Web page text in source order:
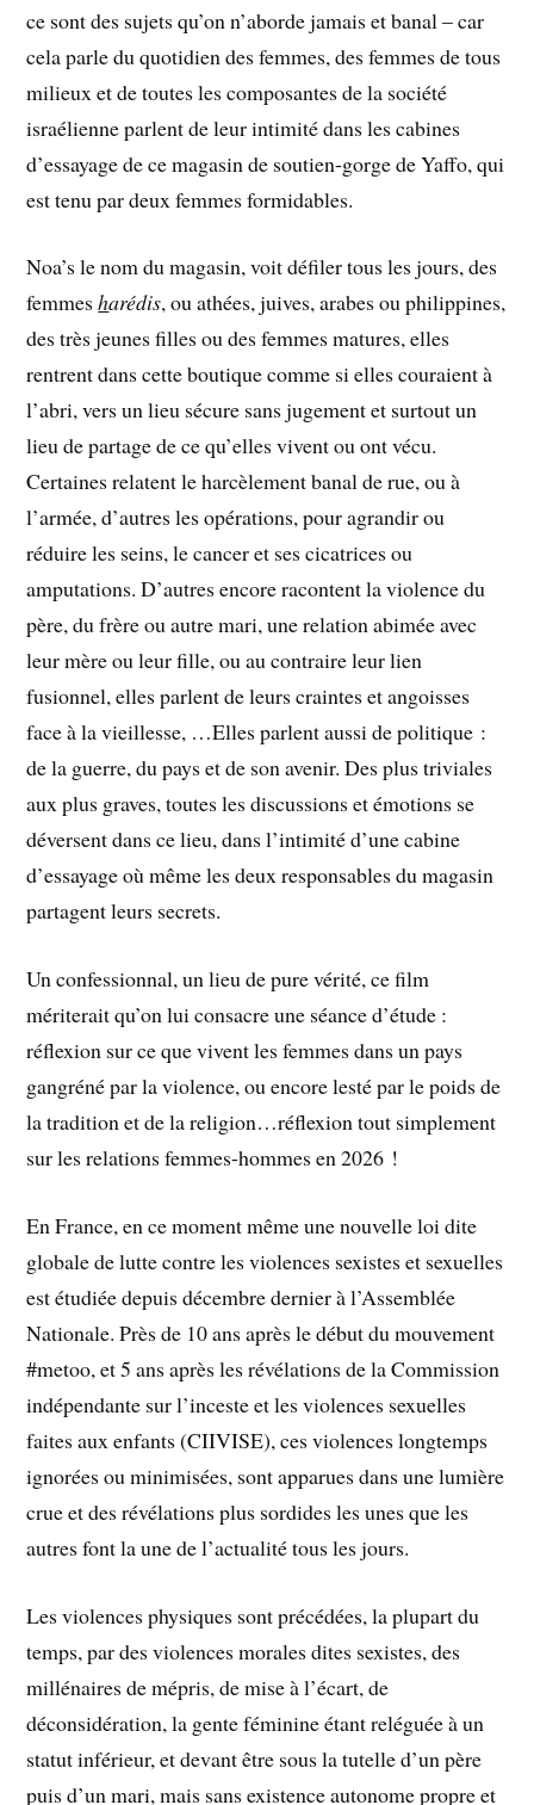
ce sont des sujets qu’on n’aborde jamais et banal – car
cela parle du quotidien des femmes, des femmes de tous
milieux et de toutes les composantes de la société
israélienne parlent de leur intimité dans les cabines
d’essayage de ce magasin de soutien-gorge de Yaffo, qui
est tenu par deux femmes formidables.
Noa’s le nom du magasin, voit défiler tous les jours, des
femmesharédis, ou athées, juives, arabes ou philippines,
des très jeunes filles ou des femmes matures, elles
rentrent dans cette boutique comme si elles couraient à
l’abri, vers un lieu sécure sans jugement et surtout un
lieu de partage de ce qu’elles vivent ou ont vécu.
Certaines relatent le harcèlement banal de rue, ou à
l’armée, d’autres les opérations, pour agrandir ou
réduire les seins, le cancer et ses cicatrices ou
amputations. D’autres encore racontent la violence du
père, du frère ou autre mari, une relation abimée avec
leur mère ou leur fille, ou au contraire leur lien
fusionnel, elles parlent de leurs craintes et angoisses
face à la vieillesse, …Elles parlent aussi de politique :
de la guerre, du pays et de son avenir. Des plus triviales
aux plus graves, toutes les discussions et émotions se
déversent dans ce lieu, dans l’intimité d’une cabine
d’essayage où même les deux responsables du magasin
partagent leurs secrets.
Un confessionnal, un lieu de pure vérité, ce film
mériterait qu’on lui consacre une séance d’étude :
réflexion sur ce que vivent les femmes dans un pays
gangréné par la violence, ou encore lesté par le poids de
la tradition et de la religion…réflexion tout simplement
sur les relations femmes-hommes en 2026 !
En France, en ce moment même une nouvelle loi dite
globale de lutte contre les violences sexistes et sexuelles
est étudiée depuis décembre dernier à l’Assemblée
Nationale. Près de 10 ans après le début du mouvement
#metoo, et 5 ans après les révélations de la Commission
indépendante sur l’inceste et les violences sexuelles
faites aux enfants (CIIVISE), ces violences longtemps
ignorées ou minimisées, sont apparues dans une lumière
crue et des révélations plus sordides les unes que les
autres font la une de l’actualité tous les jours.
Les violences physiques sont précédées, la plupart du
temps, par des violences morales dites sexistes, des
millénaires de mépris, de mise à l’écart, de
déconsidération, la gente féminine étant reléguée à un
statut inférieur, et devant être sous la tutelle d’un père
puis d’un mari, mais sans existence autonome propre et